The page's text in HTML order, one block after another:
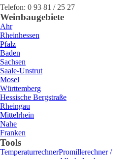
Telefon: 0 93 81 / 25 27
Weinbaugebiete
Ahr
Rheinhessen
Pfalz
Baden
Sachsen
Saale-Unstrut
Mosel
Württemberg
Hessische Bergstraße
Rheingau
Mittelrhein
Nahe
Franken
Tools
TemperaturrechnerPromillerechner /